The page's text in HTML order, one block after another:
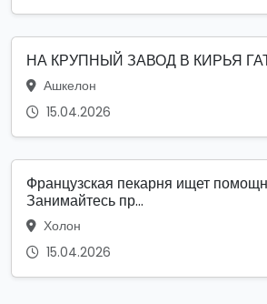
НА КРУПНЫЙ ЗАВОД В КИРЬЯ
Ашкелон
15.04.2026
Французская пекарня ищет
Занимайтесь пр...
Холон
15.04.2026